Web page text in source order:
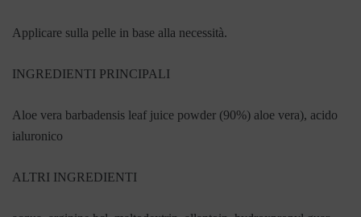
Applicare sulla pelle in base alla necessità.
INGREDIENTI PRINCIPALI
Aloe vera barbadensis leaf juice powder (90%) aloe vera), acido
ialuronico
ALTRI INGREDIENTI